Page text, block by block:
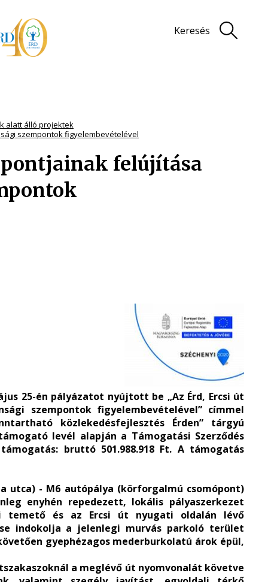
Keresés
alatt álló projektek
szempontok figyelembevételével
felújítása
25-én pályázatot nyújtott be „Az Érd, Ercsi út
szempontok figyelembevételével” címmel
közlekedésfejlesztés Érden” tárgyú
levél alapján a Támogatási Szerződés
bruttó 501.988.918 Ft. A támogatás
utca) - M6 autópálya (körforgalmú csomópont)
enyhén repedezett, lokális pályaszerkezet
temető és az Ercsi út nyugati oldalán lévő
indokolja a jelenlegi murvás parkoló terület
gyephézagos mederburkolatú árok épül,
a meglévő út nyomvonalát követve